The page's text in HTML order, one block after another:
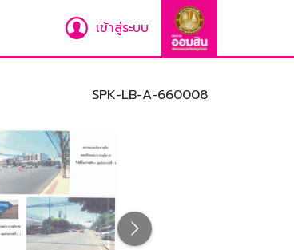
เข้าสู่ระบบ
SPK-LB-A-660008